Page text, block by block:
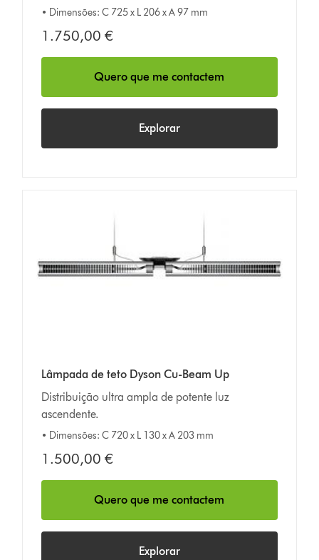
• Dimensões: C 725 x L 206 x A 97 mm
1.750,00 €
Quero que me contactem
Explorar
Lâmpada de teto Dyson Cu-Beam Up
Distribuição ultra ampla de potente luz
ascendente.
• Dimensões: C 720 x L 130 x A 203 mm
1.500,00 €
Quero que me contactem
Explorar